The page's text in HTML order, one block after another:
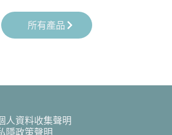
所有產品
人資料收集聲明
隱政策聲明